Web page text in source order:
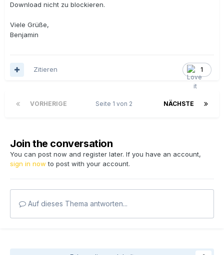
Download nicht zu blockieren.
Viele Grüße,
Benjamin
1
Zitieren
VORHERIGE NÄCHSTE
Seite 1 von 2
Join the conversation
You can post now and register later. If you have an account,
sign in now to post with your account.
Auf dieses Thema antworten...